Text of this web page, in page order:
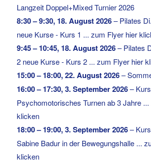
Langzeit Doppel+Mixed Turnier 2026
8:30– 9:30, 18. August 2026–Pilates
neue Kurse - Kurs 1 ... zum Flyer hier
9:45– 10:45, 18. August 2026–Pilates
2 neue Kurse - Kurs 2 ... zum Flyer hier
15:00– 18:00,22. August 2026–
16:00– 17:30,3. September 2026–
Psychomotorisches Turnen ab 3 Jahre
klicken
18:00– 19:00,3. September 2026–
Sabine Badur in der Bewegungshalle ...
klicken